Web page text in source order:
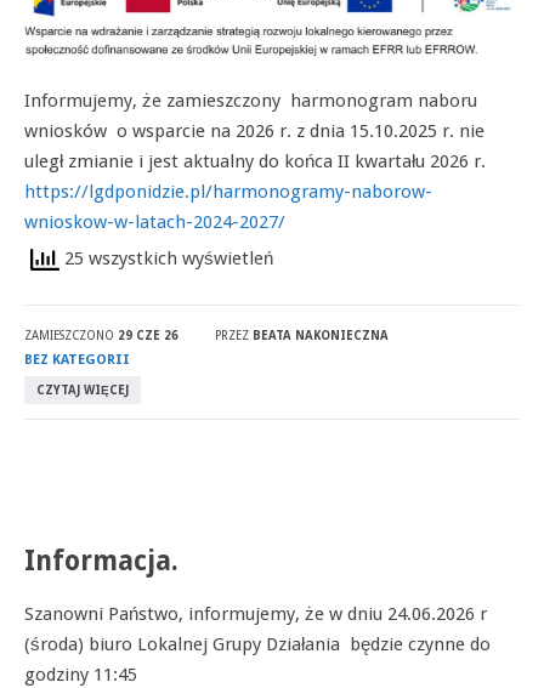
Informujemy, że zamieszczony harmonogram naboru
wniosków o wsparcie na 2026 r. z dnia 15.10.2025 r. nie
uległ zmianie i jest aktualny do końca II kwartału 2026 r.
https://lgdponidzie.pl/harmonogramy-naborow-
wnioskow-w-latach-2024-2027/
25 wszystkich wyświetleń
ZAMIESZCZONO 29 CZE 26 PRZEZ BEATA NAKONIECZNA
BEZ KATEGORII
CZYTAJ WIĘCEJ
Informacja.
Szanowni Państwo, informujemy, że w dniu 24.06.2026 r
(środa) biuro Lokalnej Grupy Działania będzie czynne do
godziny 11:45